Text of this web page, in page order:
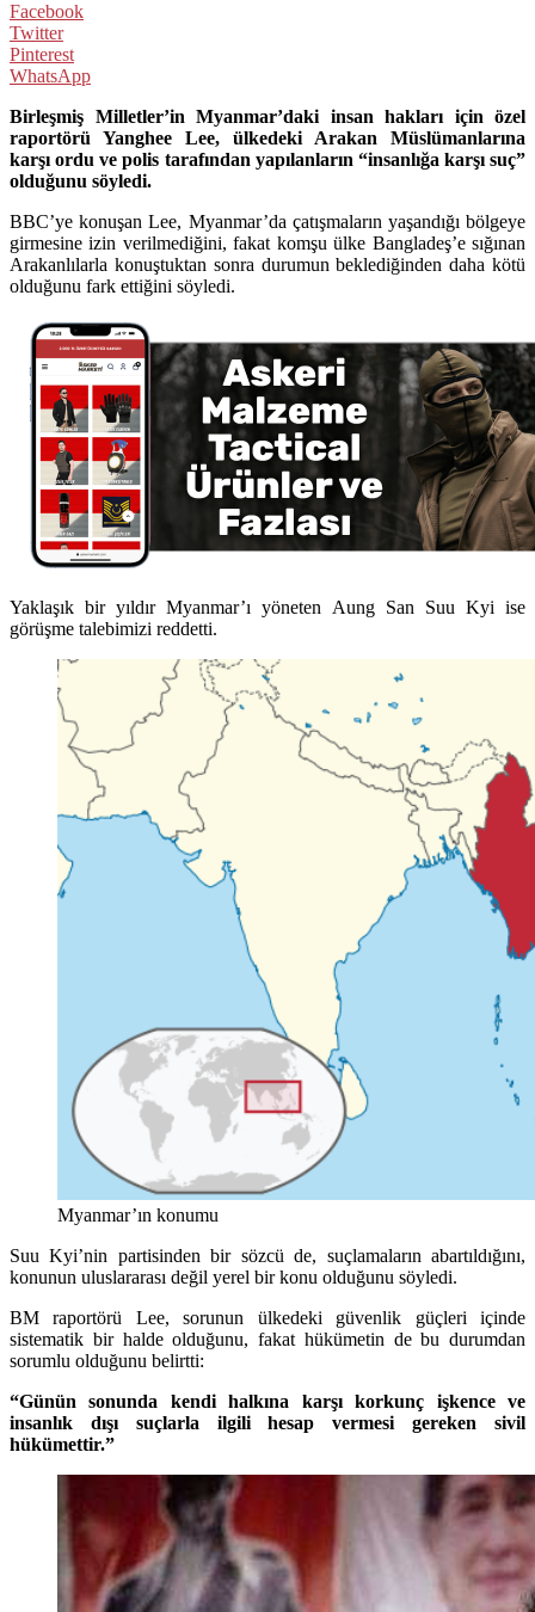
Facebook
Twitter
Pinterest
WhatsApp
Birleşmiş Milletler’in Myanmar’daki insan hakları için özel
raportörü Yanghee Lee, ülkedeki Arakan Müslümanlarına
karşı ordu ve polis tarafından yapılanların “insanlığa karşı suç”
olduğunu söyledi.
BBC’ye konuşan Lee, Myanmar’da çatışmaların yaşandığı bölgeye
girmesine izin verilmediğini, fakat komşu ülke Bangladeş’e sığınan
Arakanlılarla konuştuktan sonra durumun beklediğinden daha kötü
olduğunu fark ettiğini söyledi.
Yaklaşık bir yıldır Myanmar’ı yöneten Aung San Suu Kyi ise
görüşme talebimizi reddetti.
Myanmar’ın konumu
Suu Kyi’nin partisinden bir sözcü de, suçlamaların abartıldığını,
konunun uluslararası değil yerel bir konu olduğunu söyledi.
BM raportörü Lee, sorunun ülkedeki güvenlik güçleri içinde
sistematik bir halde olduğunu, fakat hükümetin de bu durumdan
sorumlu olduğunu belirtti:
“Günün sonunda kendi halkına karşı korkunç işkence ve
insanlık dışı suçlarla ilgili hesap vermesi gereken sivil
hükümettir.”